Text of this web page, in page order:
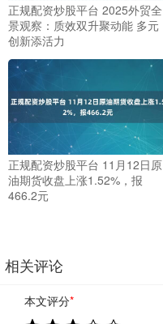
正规配资炒股平台 2025外贸全
景观察：质效双升聚动能 多元
创新添活力
正规配资炒股平台 11月12日原
油期货收盘上涨1.52%，报
466.2元
相关评论
本文评分*